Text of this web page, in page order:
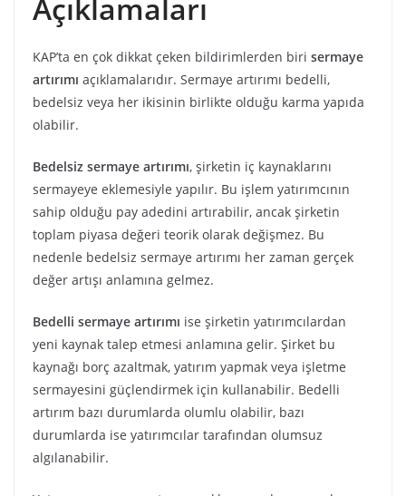
Açıklamaları
KAP’ta en çok dikkat çeken bildirimlerden biri sermaye
artırımı açıklamalarıdır. Sermaye artırımı bedelli,
bedelsiz veya her ikisinin birlikte olduğu karma yapıda
olabilir.
Bedelsiz sermaye artırımı, şirketin iç kaynaklarını
sermayeye eklemesiyle yapılır. Bu işlem yatırımcının
sahip olduğu pay adedini artırabilir, ancak şirketin
toplam piyasa değeri teorik olarak değişmez. Bu
nedenle bedelsiz sermaye artırımı her zaman gerçek
değer artışı anlamına gelmez.
Bedelli sermaye artırımı ise şirketin yatırımcılardan
yeni kaynak talep etmesi anlamına gelir. Şirket bu
kaynağı borç azaltmak, yatırım yapmak veya işletme
sermayesini güçlendirmek için kullanabilir. Bedelli
artırım bazı durumlarda olumlu olabilir, bazı
durumlarda ise yatırımcılar tarafından olumsuz
algılanabilir.